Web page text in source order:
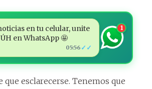
en tu celular, unite
en WhatsApp 🤩
05:56 ✓✓
1
que esclarecerse. Tenemos que